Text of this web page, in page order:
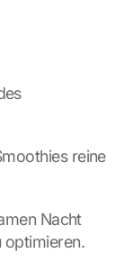
reine
Nacht
optimieren.